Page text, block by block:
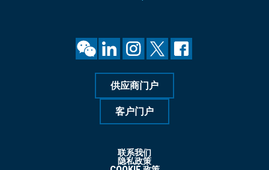
客户门户
联系我们
隐私政策
COOKIE 政策
诚信热线
使用条款